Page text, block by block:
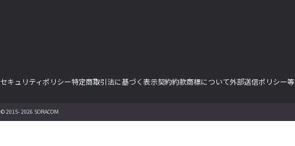
セキュリティポリシー特定商取引法に基づく表示契約約款商標について外部送信ポリシー等
© 2015- 2026 SORACOM